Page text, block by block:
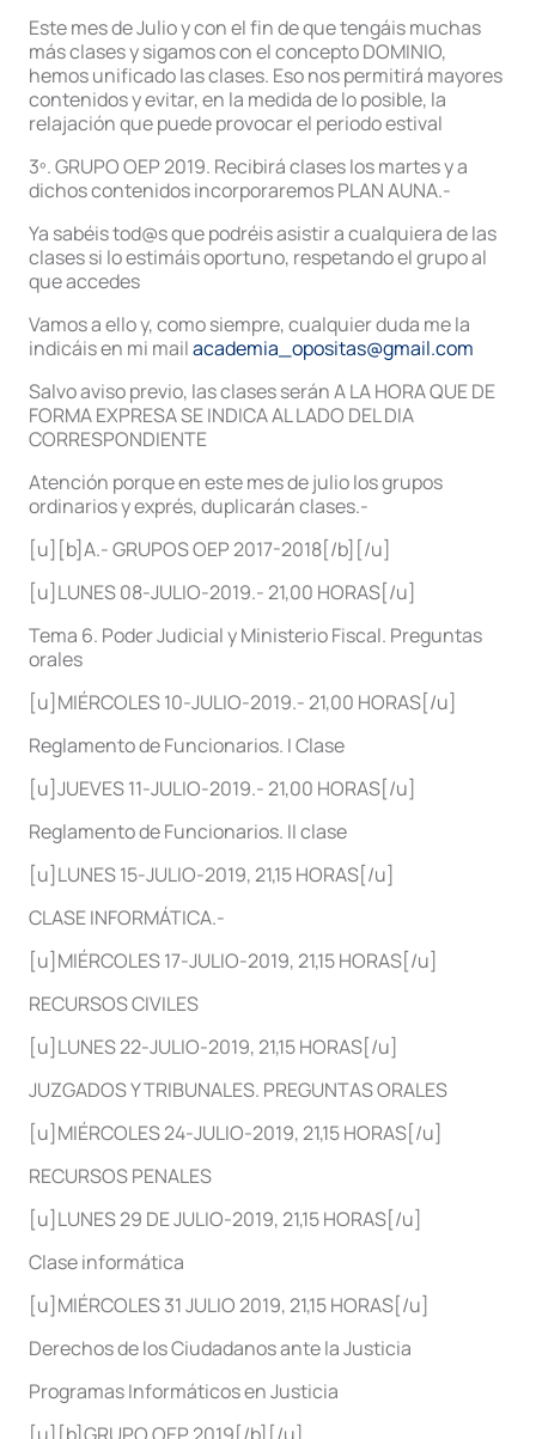
Este mes de Julio y con el fin de que tengáis muchas
más clases y sigamos con el concepto DOMINIO,
hemos unificado las clases. Eso nos permitirá mayores
contenidos y evitar, en la medida de lo posible, la
relajación que puede provocar el periodo estival
3º. GRUPO OEP 2019. Recibirá clases los martes y a
dichos contenidos incorporaremos PLAN AUNA.-
Ya sabéis tod@s que podréis asistir a cualquiera de las
clases si lo estimáis oportuno, respetando el grupo al
que accedes
Vamos a ello y, como siempre, cualquier duda me la
indicáis en mi mailacademia_opositas@gmail.com
Salvo aviso previo, las clases serán A LA HORA QUE DE
FORMA EXPRESA SE INDICA AL LADO DEL DIA
CORRESPONDIENTE
Atención porque en este mes de julio los grupos
ordinarios y exprés, duplicarán clases.-
[u][b]A.- GRUPOS OEP 2017-2018[/b][/u]
[u]LUNES 08-JULIO-2019.- 21,00 HORAS[/u]
Tema 6. Poder Judicial y Ministerio Fiscal. Preguntas
orales
[u]MIÉRCOLES 10-JULIO-2019.- 21,00 HORAS[/u]
Reglamento de Funcionarios. I Clase
[u]JUEVES 11-JULIO-2019.- 21,00 HORAS[/u]
Reglamento de Funcionarios. II clase
[u]LUNES 15-JULIO-2019, 21,15 HORAS[/u]
CLASE INFORMÁTICA.-
[u]MIÉRCOLES 17-JULIO-2019, 21,15 HORAS[/u]
RECURSOS CIVILES
[u]LUNES 22-JULIO-2019, 21,15 HORAS[/u]
JUZGADOS Y TRIBUNALES. PREGUNTAS ORALES
[u]MIÉRCOLES 24-JULIO-2019, 21,15 HORAS[/u]
RECURSOS PENALES
[u]LUNES 29 DE JULIO-2019, 21,15 HORAS[/u]
Clase informática
[u]MIÉRCOLES 31 JULIO 2019, 21,15 HORAS[/u]
Derechos de los Ciudadanos ante la Justicia
Programas Informáticos en Justicia